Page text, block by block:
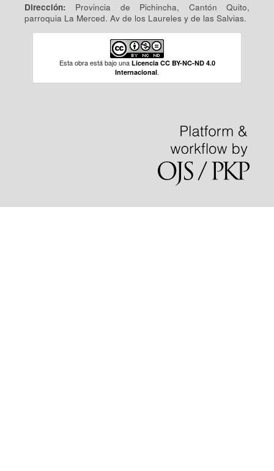
Dirección: Provincia de Pichincha, Cantón Quito,
parroquia La Merced. Av de los Laureles y de las Salvias.
Esta obra está bajo una Licencia CC BY-NC-ND 4.0
Internacional.